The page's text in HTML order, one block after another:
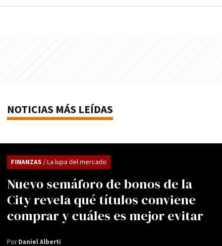
NOTICIAS MÁS LEÍDAS
Nuevo semáforo de bonos de la
City revela qué títulos conviene
comprar y cuáles es mejor evitar
FINANZAS / La lupa del mercado
PorDaniel Alberti